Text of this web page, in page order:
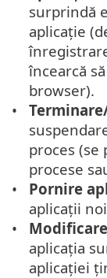
surprindă
aplicație
încearcă
browser).
proces (se
procese
Pornire
aplicații
aplicația
aplicației